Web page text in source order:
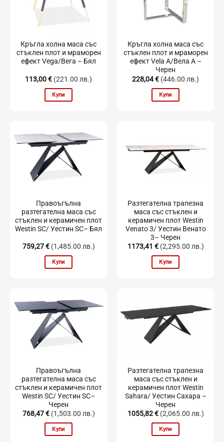
Кръгла холна маса със
стъклен плот и мраморен
ефект Vega/Вега – Бял
113,00€ (221.00 лв.)
Купи
Кръгла холна маса със
стъклен плот и мраморен
ефект Vela А/Вела А –
Черен
228,04€ (446.00 лв.)
Купи
Правоъгълна
разтегателна маса със
стъклен и керамичен плот
Westin SC/ Уестин SC– Бял
759,27€ (1,485.00 лв.)
Купи
Разтегателна трапезна
маса със стъклен и
керамичен плот Westin
Venato 3/ Уестин Венато
3– Черен
1173,41 € (2,295.00 лв.)
Купи
Правоъгълна
разтегателна маса със
стъклен и керамичен плот
Westin SC/ Уестин SC–
Черен
768,47€ (1,503.00 лв.)
Купи
Разтегателна трапезна
маса със стъклен и
керамичен плот Westin
Sahara/ Уестин Сахара –
Черен
1055,82€ (2,065.00 лв.)
Купи